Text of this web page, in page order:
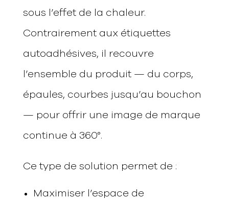
sous l’effet de la chaleur.
Contrairement aux étiquettes
autoadhésives, il recouvre
l’ensemble du produit — du corps,
épaules, courbes jusqu’au bouchon
— pour offrir une image de marque
continue à 360°.
Ce type de solution permet de :
Maximiser l’espace de